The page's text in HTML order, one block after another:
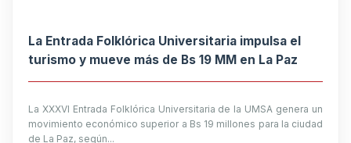
La Entrada Folklórica Universitaria impulsa el
turismo y mueve más de Bs 19 MM en La Paz
La XXXVI Entrada Folklórica Universitaria de la UMSA genera un
movimiento económico superior a Bs 19 millones para la ciudad
de La Paz, según...